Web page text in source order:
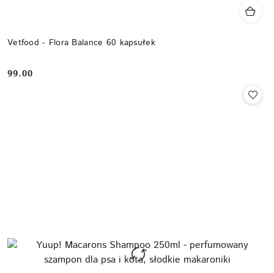
Vetfood - Flora Balance 60 kapsułek
Cena:
99.00